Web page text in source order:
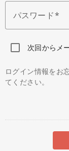
パスワード
次回からメ
ログイン情報をお
てください。